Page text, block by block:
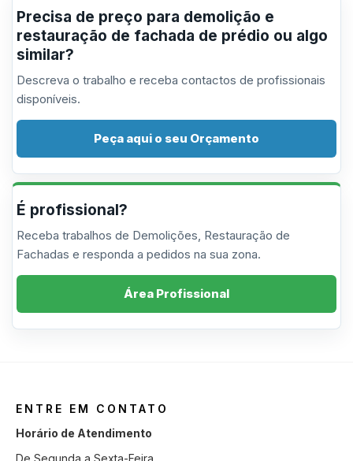
Precisa de preço para demolição e
restauração de fachada de prédio ou algo
similar?
Descreva o trabalho e receba contactos de profissionais
disponíveis.
Peça aqui o seu Orçamento
É profissional?
Receba trabalhos de Demolições, Restauração de
Fachadas e responda a pedidos na sua zona.
Área Profissional
ENTRE EM CONTATO
Horário de Atendimento
De Segunda a Sexta-Feira